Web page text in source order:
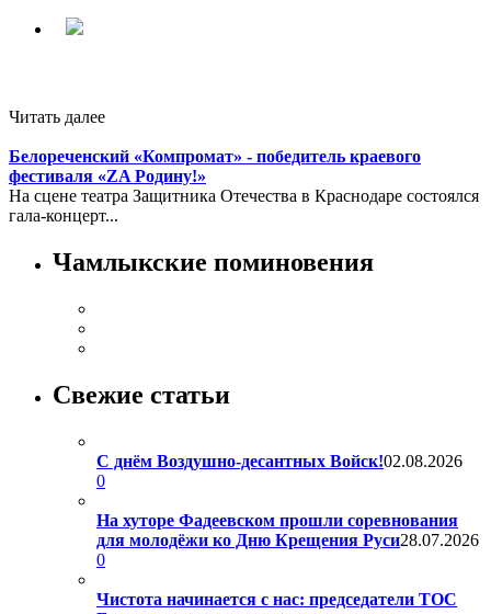
Читать далее
Белореченский «Компромат» - победитель краевого
фестиваля «ZA Родину!»
На сцене театра Защитника Отечества в Краснодаре состоялся
гала-концерт...
Чамлыкские поминовения
Свежие статьи
С днём Воздушно-десантных Войск!02.08.2026
0
На хуторе Фадеевском прошли соревнования
для молодёжи ко Дню Крещения Руси28.07.2026
0
Чистота начинается с нас: председатели ТОС